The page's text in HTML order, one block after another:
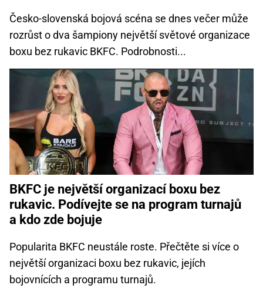
Česko-slovenská bojová scéna se dnes večer může
rozrůst o dva šampiony největší světové organizace
boxu bez rukavic BKFC. Podrobnosti...
BKFC je největší organizací boxu bez
rukavic. Podívejte se na program turnajů
a kdo zde bojuje
Popularita BKFC neustále roste. Přečtěte si více o
největší organizaci boxu bez rukavic, jejích
bojovnících a programu turnajů.